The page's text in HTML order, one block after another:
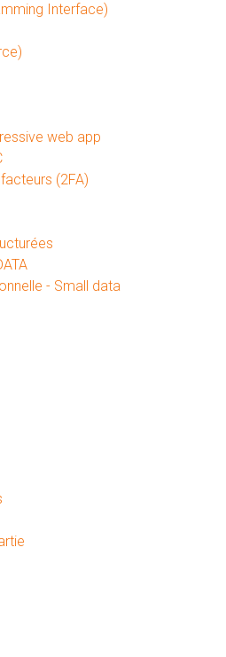
Interface)
web app
(2FA)
- Small data